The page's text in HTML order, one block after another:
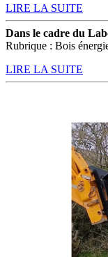
LIRE LA SUITE
Dans le cadre du
Rubrique : Bois
LIRE LA SUITE